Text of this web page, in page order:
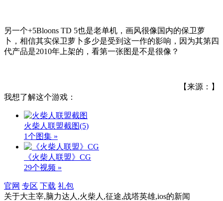
另一个+5Bloons TD 5也是老单机，画风很像国内的保卫萝
卜，相信其实保卫萝卜多少是受到这一作的影响，因为其第四
代产品是2010年上架的，看第一张图是不是很像？
【来源：】
我想了解这个游戏：
火柴人联盟截图(5)
1个图集 »
《火柴人联盟》CG
29个视频 »
官网 专区 下载 礼包
关于大主宰,脑力达人,火柴人,征途,战塔英雄,ios的新闻